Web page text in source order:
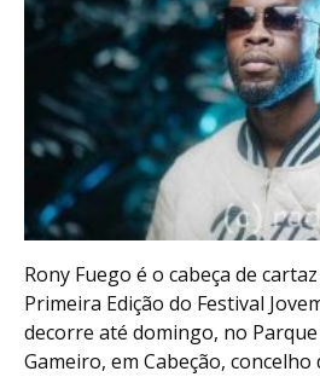
Rony Fuego é o cabeça de
Primeira Edição do Festival
decorre até domingo, no
Gameiro, em Cabeção, concelho